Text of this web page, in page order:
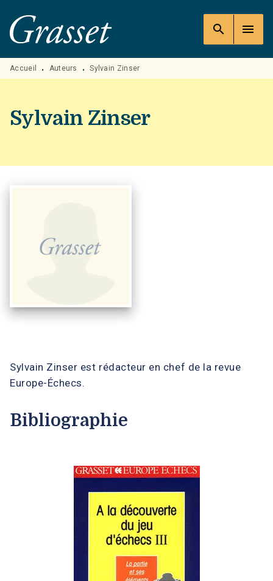
MENU RECHERCHE
PIED DE PAGE
search menu
Accueil • Auteurs • Sylvain Zinser
Sylvain Zinser
Sylvain Zinser est rédacteur en chef de la revue
Europe-Échecs.
Bibliographie